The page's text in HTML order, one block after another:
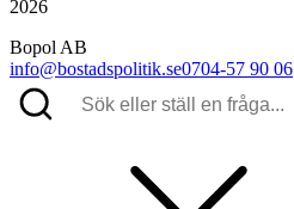
2026
Bopol AB
info@bostadspolitik.se0704-57 90 06